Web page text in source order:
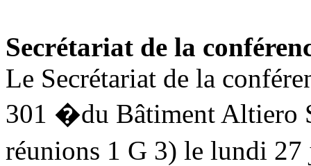
Secrétariat de la
Le Secrétariat de la
301 �du Bâtiment Altiero
réunions 1 G 3) le lundi